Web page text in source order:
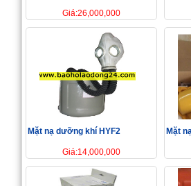
Giá:26,000,000
Mặt nạ dưỡng khí HYF2
Giá:14,000,000
Mặt